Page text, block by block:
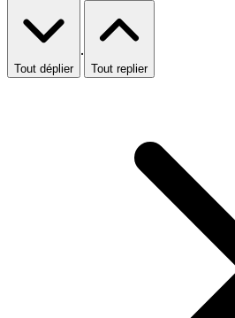
Tout déplier
·
Tout replier